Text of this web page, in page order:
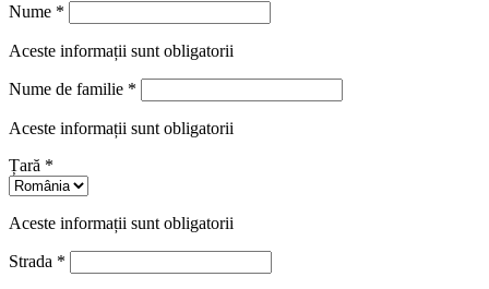
Nume *
Aceste informații sunt obligatorii
Nume de familie *
Aceste informații sunt obligatorii
Țară *
Aceste informații sunt obligatorii
Strada *